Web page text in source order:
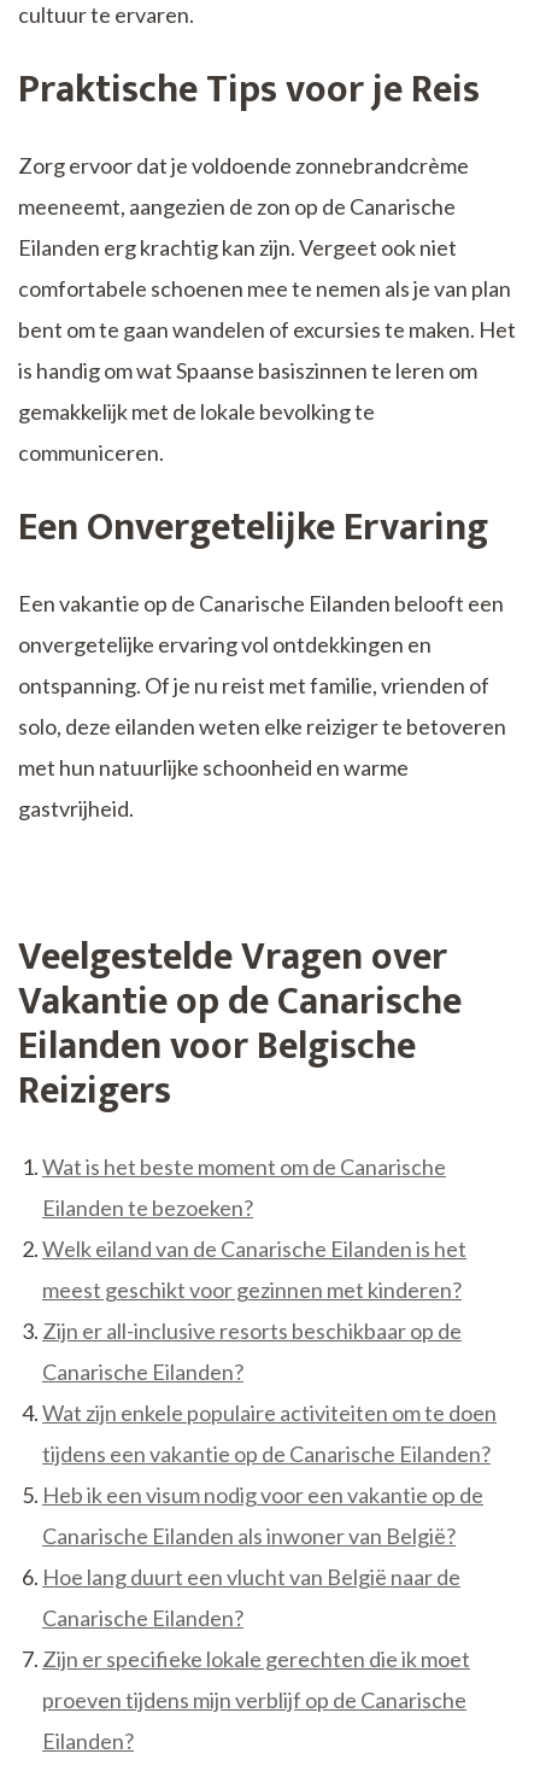
cultuur te ervaren.
Praktische Tips voor je Reis
Zorg ervoor dat je voldoende zonnebrandcrème
meeneemt, aangezien de zon op de Canarische
Eilanden erg krachtig kan zijn. Vergeet ook niet
comfortabele schoenen mee te nemen als je van plan
bent om te gaan wandelen of excursies te maken. Het
is handig om wat Spaanse basiszinnen te leren om
gemakkelijk met de lokale bevolking te
communiceren.
Een Onvergetelijke Ervaring
Een vakantie op de Canarische Eilanden belooft een
onvergetelijke ervaring vol ontdekkingen en
ontspanning. Of je nu reist met familie, vrienden of
solo, deze eilanden weten elke reiziger te betoveren
met hun natuurlijke schoonheid en warme
gastvrijheid.
Veelgestelde Vragen over
Vakantie op de Canarische
Eilanden voor Belgische
Reizigers
Wat is het beste moment om de Canarische
Eilanden te bezoeken?
Welk eiland van de Canarische Eilanden is het
meest geschikt voor gezinnen met kinderen?
Zijn er all-inclusive resorts beschikbaar op de
Canarische Eilanden?
Wat zijn enkele populaire activiteiten om te doen
tijdens een vakantie op de Canarische Eilanden?
Heb ik een visum nodig voor een vakantie op de
Canarische Eilanden als inwoner van België?
Hoe lang duurt een vlucht van België naar de
Canarische Eilanden?
Zijn er specifieke lokale gerechten die ik moet
proeven tijdens mijn verblijf op de Canarische
Eilanden?